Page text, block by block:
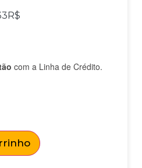
R$
com a Linha de Crédito.